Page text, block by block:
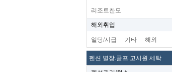
리조트찬모
해외취업
일당/시급 기타 해외
펜션 별장.골프.고시원 세탁